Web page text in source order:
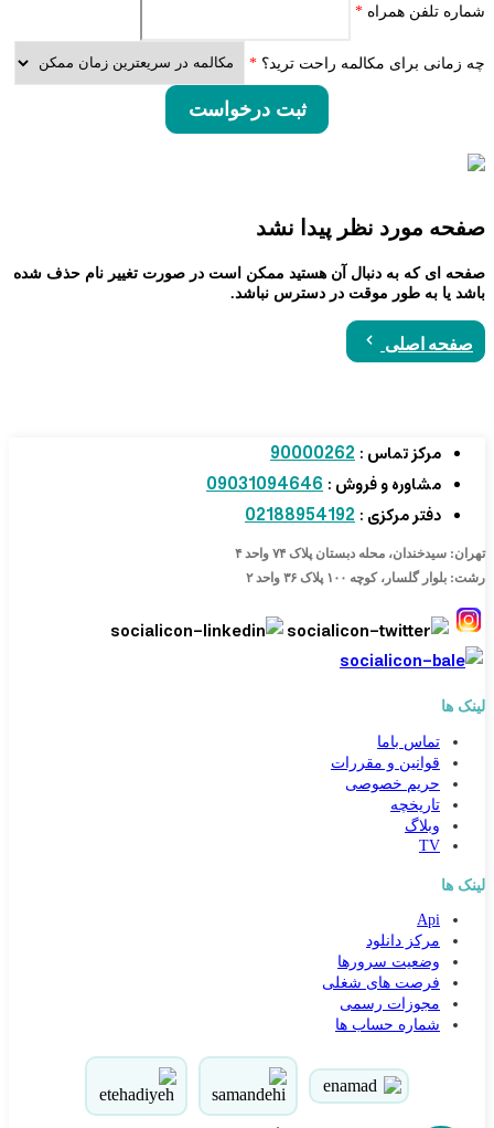
شماره تلفن همراه *
چه زمانی برای مکالمه راحت ترید؟ *
ثبت درخواست
جهت ارتباط در پیامرسان بله کلیک کنید
تماس تلفنی با کارشناس فروش
09031094646
021-88954192
صفحه مورد نظر پیدا نشد
صفحه ای که به دنبال آن هستید ممکن است در صورت تغییر نام حذف شده
باشد یا به طور موقت در دسترس نباشد.
صفحه اصلی
مرکز تماس : 90000262
مشاوره و فروش : 09031094646
دفتر مرکزی : 02188954192
تهران: سیدخندان، محله دبستان پلاک ۷۴ واحد ۴
رشت: بلوار گلسار، کوچه ۱۰۰ پلاک ۳۶ واحد ۲
لینک ها
تماس باما
قوانین و مقررات
حریم خصوصی
تاریخچه
وبلاگ
TV
لینک ها
Api
مرکز دانلود
وضعیت سرورها
فرصت های شغلی
مجوزات رسمی
شماره حساب ها